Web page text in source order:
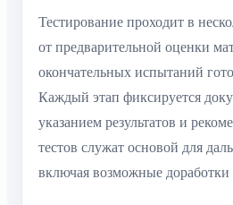
Тестирование проходит в
от предварительной оценки
окончательных испытаний
Каждый этап фиксируется
указанием результатов и
тестов служат основой для
включая возможные доработки